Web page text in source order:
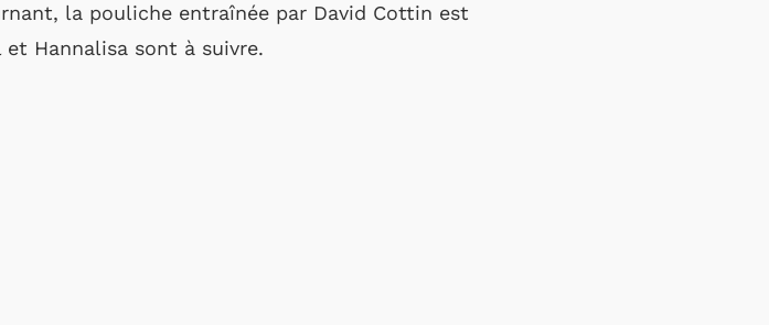
la pouliche entraînée par David Cottin est
Hannalisa sont à suivre.